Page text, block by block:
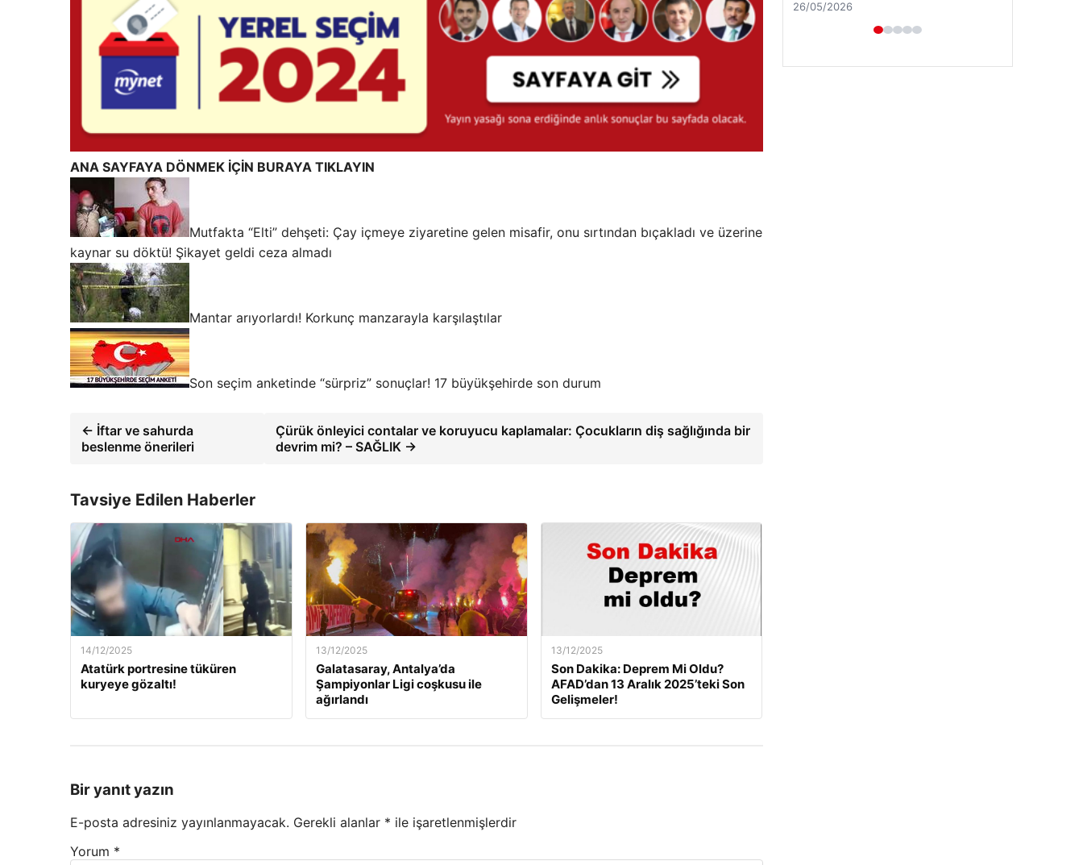
ANA SAYFAYA DÖNMEK İÇİN BURAYA TIKLAYIN
Mutfakta “Elti” dehşeti: Çay içmeye ziyaretine gelen misafir, onu sırtından bıçakladı ve üzerine
kaynar su döktü! Şikayet geldi ceza almadı
Mantar arıyorlardı! Korkunç manzarayla karşılaştılar
Son seçim anketinde “sürpriz” sonuçlar! 17 büyükşehirde son durum
← İftar ve sahurda
beslenme önerileri
Çürük önleyici contalar ve koruyucu kaplamalar: Çocukların diş sağlığında bir
devrim mi? – SAĞLIK →
Tavsiye Edilen Haberler
14/12/2025
Atatürk portresine tüküren
kuryeye gözaltı!
13/12/2025
Galatasaray, Antalya’da
Şampiyonlar Ligi coşkusu ile
ağırlandı
13/12/2025
Son Dakika: Deprem Mi Oldu?
AFAD’dan 13 Aralık 2025’teki Son
Gelişmeler!
Bir yanıt yazın
E-posta adresiniz yayınlanmayacak. Gerekli alanlar * ile işaretlenmişlerdir
Yorum *
28/04/2026